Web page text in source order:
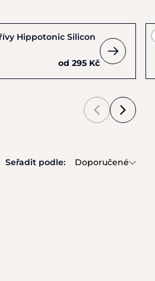
Hippotonic Silicon
od 295 Kč
Seřadit podle: Doporučené